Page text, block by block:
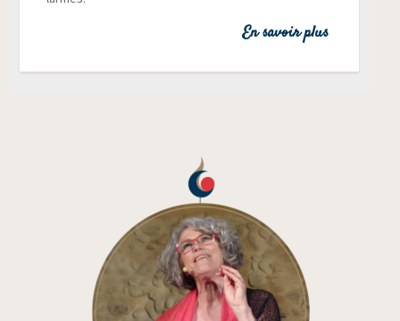
En savoir plus